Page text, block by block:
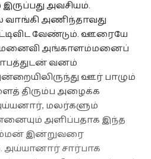
அவசியம்.
வாங்கி அணிந்தாவது
வேண்டும். ஊரையே
அங்காளம்மனைப்
வனம்
அன்றையிலிருந்து ஊர் பாழும்
திரும்ப அழைக்க
மலர்களும்
அளிப்பதாக இந்த
இன்றுவரை
சார்பாக